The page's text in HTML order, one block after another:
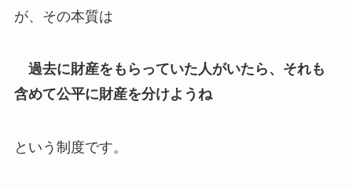
が、その本質は
過去に財産をもらっていた人がいたら、それも
含めて公平に財産を分けようね
という制度です。